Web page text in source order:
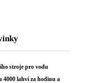
stroje pro vodu
4000 lahví za hodinu a